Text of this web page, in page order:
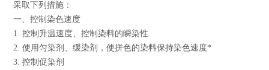
采取下列措施：
一、控制染色速度
1. 控制升温速度、控制染料的瞬染性
2. 使用匀染剂、缓染剂，使拼色的染料保持染色速度*
3. 控制促染剂